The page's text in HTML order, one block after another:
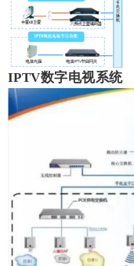
IPTV数字电视系统